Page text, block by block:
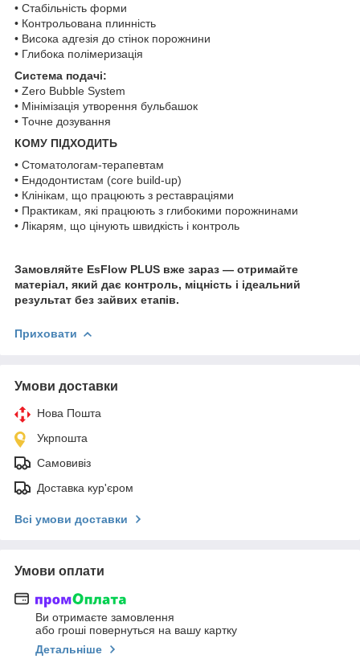
• Стабільність форми
• Контрольована плинність
• Висока адгезія до стінок порожнини
• Глибока полімеризація
Система подачі:
• Zero Bubble System
• Мінімізація утворення бульбашок
• Точне дозування
КОМУ ПІДХОДИТЬ
• Стоматологам-терапевтам
• Ендодонтистам (core build-up)
• Клінікам, що працюють з реставраціями
• Практикам, які працюють з глибокими порожнинами
• Лікарям, що цінують швидкість і контроль
Замовляйте EsFlow PLUS вже зараз — отримайте
матеріал, який дає контроль, міцність і ідеальний
результат без зайвих етапів.
Приховати
Умови доставки
Нова Пошта
Укрпошта
Самовивіз
Доставка кур'єром
Всі умови доставки
Умови оплати
Ви отримаєте замовлення
або гроші повернуться на вашу картку
Детальніше